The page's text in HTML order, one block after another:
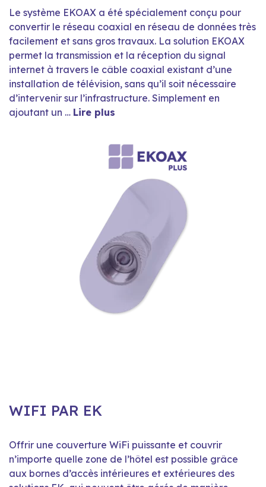
Le système EKOAX a été spécialement conçu pour
convertir le réseau coaxial en réseau de données très
facilement et sans gros travaux. La solution EKOAX
permet la transmission et la réception du signal
internet à travers le câble coaxial existant d’une
installation de télévision, sans qu’il soit nécessaire
d’intervenir sur l’infrastructure. Simplement en
ajoutant un … Lire plus
WIFI PAR EK
Offrir une couverture WiFi puissante et couvrir
n’importe quelle zone de l’hôtel est possible grâce
aux bornes d’accès intérieures et extérieures des